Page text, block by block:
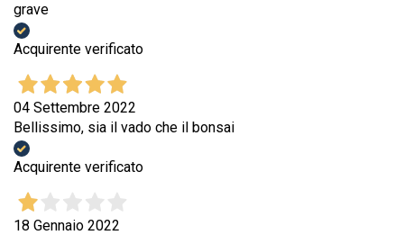
grave
Acquirente verificato
04 Settembre 2022
Bellissimo, sia il vado che il bonsai
Acquirente verificato
18 Gennaio 2022